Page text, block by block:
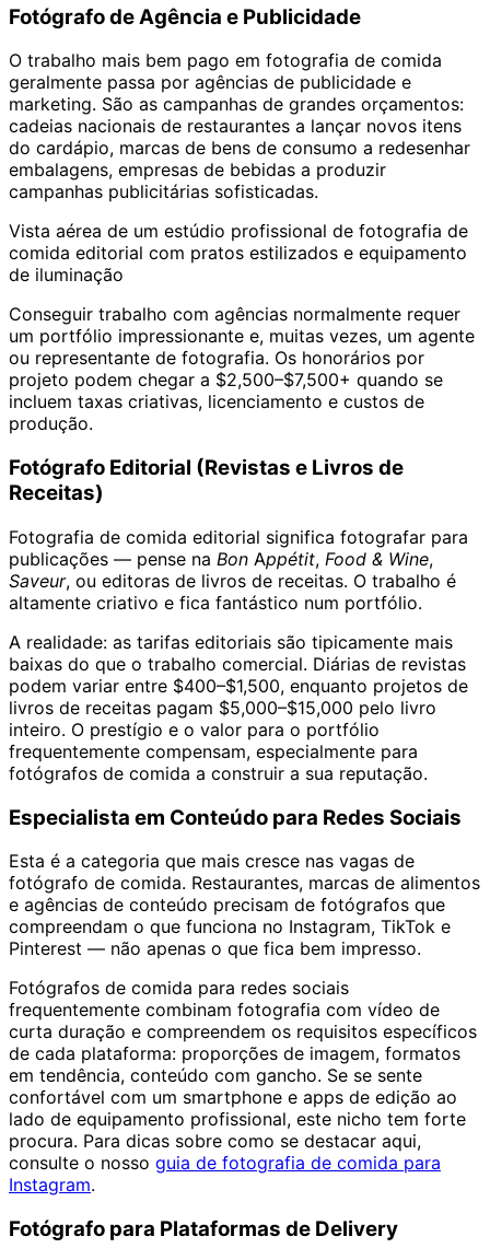
Fotógrafo de Agência e Publicidade
O trabalho mais bem pago em fotografia de comida
geralmente passa por agências de publicidade e
marketing. São as campanhas de grandes orçamentos:
cadeias nacionais de restaurantes a lançar novos itens
do cardápio, marcas de bens de consumo a redesenhar
embalagens, empresas de bebidas a produzir
campanhas publicitárias sofisticadas.
Vista aérea de um estúdio profissional de fotografia de
comida editorial com pratos estilizados e equipamento
de iluminação
Conseguir trabalho com agências normalmente requer
um portfólio impressionante e, muitas vezes, um agente
ou representante de fotografia. Os honorários por
projeto podem chegar a $2,500–$7,500+ quando se
incluem taxas criativas, licenciamento e custos de
produção.
Fotógrafo Editorial (Revistas e Livros de
Receitas)
Fotografia de comida editorial significa fotografar para
publicações — pense na Bon Appétit, Food & Wine,
Saveur, ou editoras de livros de receitas. O trabalho é
altamente criativo e fica fantástico num portfólio.
A realidade: as tarifas editoriais são tipicamente mais
baixas do que o trabalho comercial. Diárias de revistas
podem variar entre $400–$1,500, enquanto projetos de
livros de receitas pagam $5,000–$15,000 pelo livro
inteiro. O prestígio e o valor para o portfólio
frequentemente compensam, especialmente para
fotógrafos de comida a construir a sua reputação.
Especialista em Conteúdo para Redes Sociais
Esta é a categoria que mais cresce nas vagas de
fotógrafo de comida. Restaurantes, marcas de alimentos
e agências de conteúdo precisam de fotógrafos que
compreendam o que funciona no Instagram, TikTok e
Pinterest — não apenas o que fica bem impresso.
Fotógrafos de comida para redes sociais
frequentemente combinam fotografia com vídeo de
curta duração e compreendem os requisitos específicos
de cada plataforma: proporções de imagem, formatos
em tendência, conteúdo com gancho. Se se sente
confortável com um smartphone e apps de edição ao
lado de equipamento profissional, este nicho tem forte
procura. Para dicas sobre como se destacar aqui,
consulte o nosso guia de fotografia de comida para
Instagram.
Fotógrafo para Plataformas de Delivery